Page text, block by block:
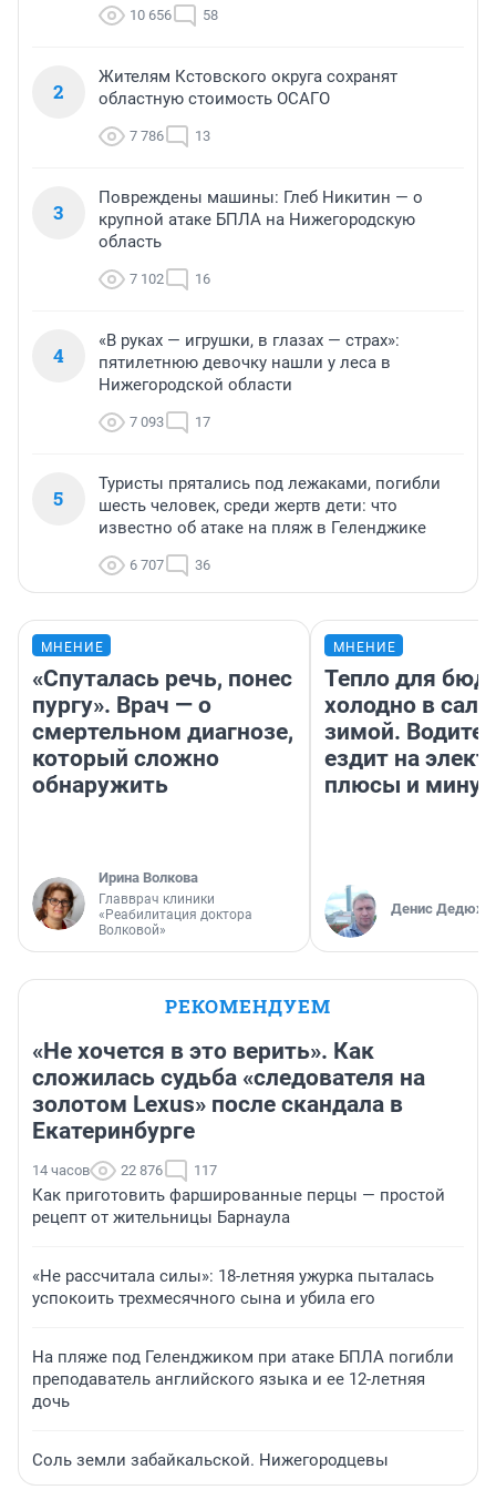
10 656 58
2
Жителям Кстовского округа сохранят
областную стоимость ОСАГО
7 786 13
3
Повреждены машины: Глеб Никитин — о
крупной атаке БПЛА на Нижегородскую
область
7 102 16
4
«В руках — игрушки, в глазах — страх»:
пятилетнюю девочку нашли у леса в
Нижегородской области
7 093 17
5
Туристы прятались под лежаками, погибли
шесть человек, среди жертв дети: что
известно об атаке на пляж в Геленджике
6 707 36
МНЕНИЕ
«Спуталась речь, понес
пургу». Врач — о
смертельном диагнозе,
который сложно
обнаружить
Ирина Волкова
Главврач клиники
«Реабилитация доктора
Волковой»
МНЕНИЕ
Тепло для
холодно в
зимой.
ездит на
плюсы и
Денис
РЕКОМЕНДУЕМ
«Не хочется в это верить». Как
сложилась судьба «следователя на
золотом Lexus» после скандала в
Екатеринбурге
14 часов 22 876 117
Как приготовить фаршированные перцы — простой
рецепт от жительницы Барнаула
«Не рассчитала силы»: 18-летняя ужурка пыталась
успокоить трехмесячного сына и убила его
На пляже под Геленджиком при атаке БПЛА погибли
преподаватель английского языка и ее 12-летняя
дочь
Соль земли забайкальской. Нижегородцевы